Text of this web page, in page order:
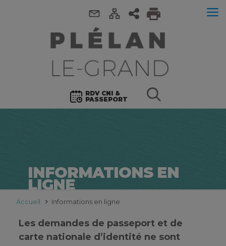
RDV CNI &
PASSEPORT
INFORMATIONS EN
LIGNE
Accueil Informations en ligne
Les demandes de passeport et de
carte nationale d’identité ne sont